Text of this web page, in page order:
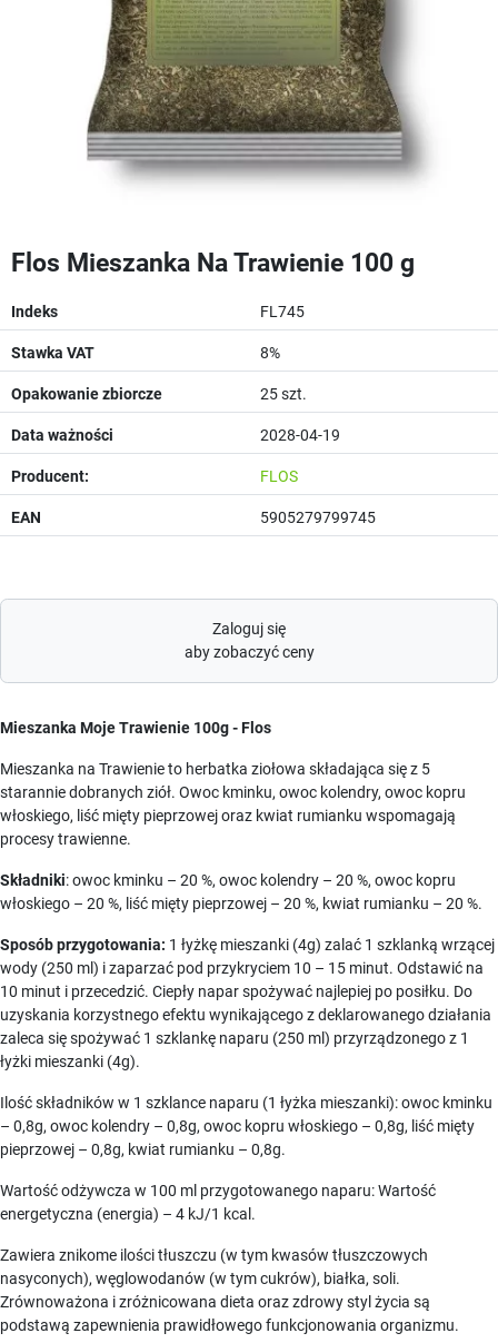
Flos Mieszanka Na Trawienie 100 g
Indeks FL745
Stawka VAT 8%
Opakowanie zbiorcze 25 szt.
Data ważności 2028-04-19
Producent: FLOS
EAN 5905279799745
Zaloguj się
aby zobaczyć ceny
Mieszanka Moje Trawienie 100g - Flos
Mieszanka na Trawienie to herbatka ziołowa składająca się z 5
starannie dobranych ziół. Owoc kminku, owoc kolendry, owoc kopru
włoskiego, liść mięty pieprzowej oraz kwiat rumianku wspomagają
procesy trawienne.
Składniki: owoc kminku – 20 %, owoc kolendry – 20 %, owoc kopru
włoskiego – 20 %, liść mięty pieprzowej – 20 %, kwiat rumianku – 20 %.
Sposób przygotowania: 1 łyżkę mieszanki (4g) zalać 1 szklanką wrzącej
wody (250 ml) i zaparzać pod przykryciem 10 – 15 minut. Odstawić na
10 minut i przecedzić. Ciepły napar spożywać najlepiej po posiłku. Do
uzyskania korzystnego efektu wynikającego z deklarowanego działania
zaleca się spożywać 1 szklankę naparu (250 ml) przyrządzonego z 1
łyżki mieszanki (4g).
Ilość składników w 1 szklance naparu (1 łyżka mieszanki): owoc kminku
– 0,8g, owoc kolendry – 0,8g, owoc kopru włoskiego – 0,8g, liść mięty
pieprzowej – 0,8g, kwiat rumianku – 0,8g.
Wartość odżywcza w 100 ml przygotowanego naparu: Wartość
energetyczna (energia) – 4 kJ/1 kcal.
Zawiera znikome ilości tłuszczu (w tym kwasów tłuszczowych
nasyconych), węglowodanów (w tym cukrów), białka, soli.
Zrównoważona i zróżnicowana dieta oraz zdrowy styl życia są
podstawą zapewnienia prawidłowego funkcjonowania organizmu.